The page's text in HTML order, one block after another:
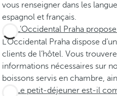
vous renseigner dans les
espagnol et français.
L’Occidental Praha
L’Occidental Praha dispose
clients de l’hôtel. Vous
informations nécessaires sur
boissons servis en chambre,
Le petit-déjeuner est-il